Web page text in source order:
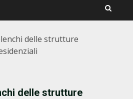
delle strutture
delle strutture